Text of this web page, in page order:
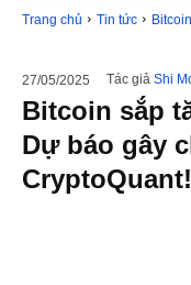
Trang chủ Tin tức Bitcoin
27/05/2025 Tác giả Shi
Bitcoin sắp
Dự báo gây
CryptoQuant!